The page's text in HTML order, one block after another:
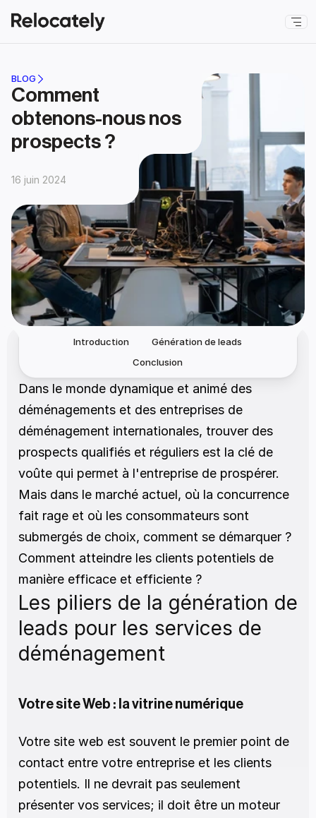
BLOG
Comment
obtenons-nous nos
prospects ?
16 juin 2024
Introduction
Génération de leads
Conclusion
Dans le monde dynamique et animé des
déménagements et des entreprises de
déménagement internationales, trouver des
prospects qualifiés et réguliers est la clé de
voûte qui permet à l'entreprise de prospérer.
Mais dans le marché actuel, où la concurrence
fait rage et où les consommateurs sont
submergés de choix, comment se démarquer ?
Comment atteindre les clients potentiels de
manière efficace et efficiente ?
Les piliers de la génération de
leads pour les services de
déménagement
Votre site Web : la vitrine numérique
Votre site web est souvent le premier point de
contact entre votre entreprise et les clients
potentiels. Il ne devrait pas seulement
présenter vos services; il doit être un moteur